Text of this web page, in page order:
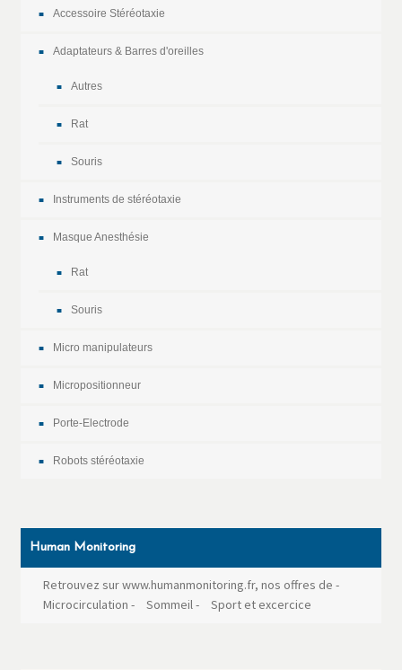
Accessoire Stéréotaxie
Adaptateurs & Barres d'oreilles
Autres
Rat
Souris
Instruments de stéréotaxie
Masque Anesthésie
Rat
Souris
Micro manipulateurs
Micropositionneur
Porte-Electrode
Robots stéréotaxie
Human Monitoring
Retrouvez sur www.humanmonitoring.fr, nos offres de -
Microcirculation - Sommeil- Sport et excercice